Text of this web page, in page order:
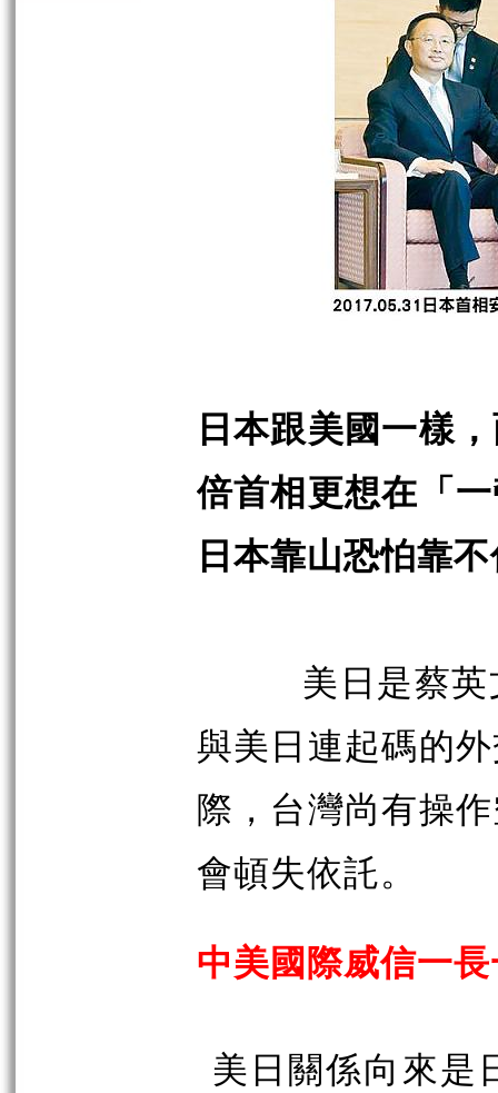
日本跟美國一樣
倍首相更想在「
日本靠山恐怕靠
美日是蔡
與美日連起碼的
際，台灣尚有操
會頓失依託。
中美國際威信一
美日關係向來是